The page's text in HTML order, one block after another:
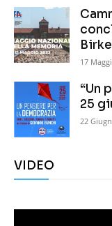
17
“Un
25
22
VIDEO